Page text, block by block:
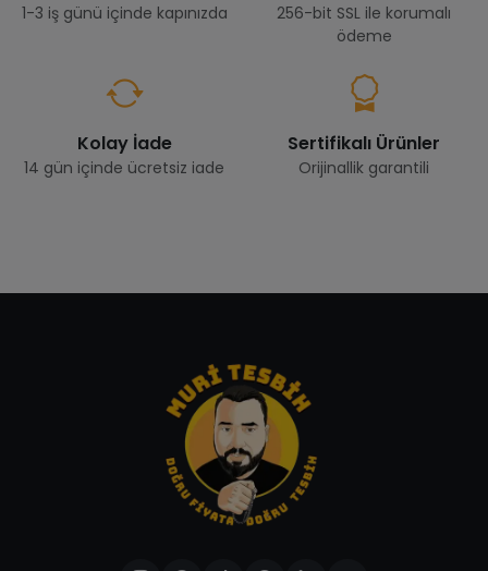
1-3 iş günü içinde kapınızda
256-bit SSL ile korumalı
ödeme
Kolay İade
14 gün içinde ücretsiz iade
Sertifikalı Ürünler
Orijinallik garantili